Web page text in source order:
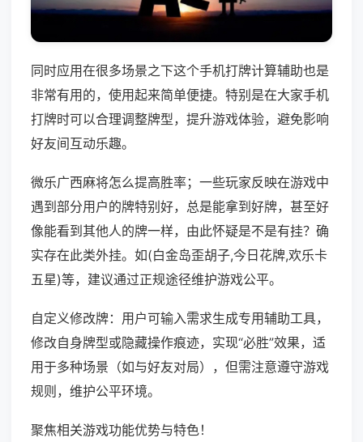
同时应用在很多场景之下这个手机打牌计算辅助也是
非常有用的，使用起来简单便捷。特别是在大家手机
打牌时可以合理调整牌型，提升游戏体验，避免影响
好友间互动乐趣。
微乐广西麻将怎么提高胜率；一些玩家反映在游戏中
遇到部分用户的牌特别好，总是能拿到好牌，甚至好
像能看到其他人的牌一样，由此怀疑是不是有挂？确
实存在此类外挂。如(白金岛歪胡子,今日花牌,欢乐卡
五星)等，建议通过正规途径维护游戏公平。
自定义修改牌：用户可输入需求生成专用辅助工具，
修改自身牌型或隐藏操作痕迹，实现“必胜”效果，适
用于多种场景（如与好友对局），但需注意遵守游戏
规则，维护公平环境。
聚焦相关游戏功能优势与特色！